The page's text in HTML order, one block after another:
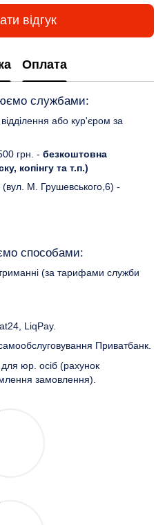
відгук
Оплата
службами:
або кур'єром за
грн. - безкоштовна
копінгу та т.п.)
М. Грушевського,6) -
способами:
(за тарифами служби
LiqPay.
Приватбанк.
для юр. осіб (рахунок
замовлення).